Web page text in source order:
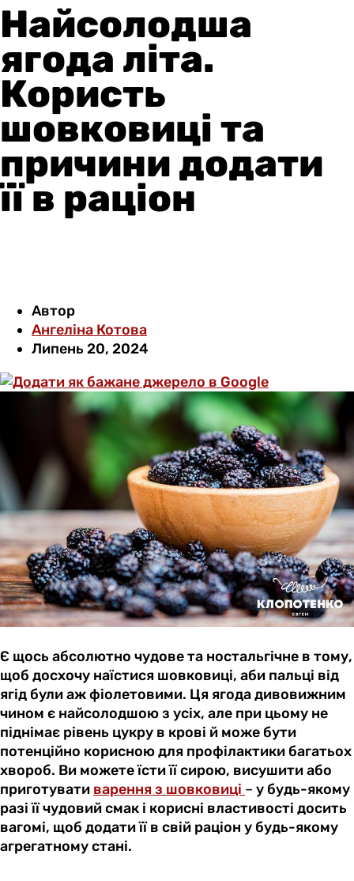
Найсолодша
ягода літа.
Користь
шовковиці та
причини додати
її в раціон
Автор
Ангеліна Котова
Липень 20, 2024
Є щось абсолютно чудове та ностальгічне в тому,
щоб досхочу наїстися шовковиці, аби пальці від
ягід були аж фіолетовими. Ця ягода дивовижним
чином є найсолодшою з усіх, але при цьому не
піднімає рівень цукру в крові й може бути
потенційно корисною для профілактики багатьох
хвороб. Ви можете їсти її сирою, висушити або
приготувати варення з шовковиці – у будь-якому
разі її чудовий смак і корисні властивості досить
вагомі, щоб додати її в свій раціон у будь-якому
агрегатному стані.